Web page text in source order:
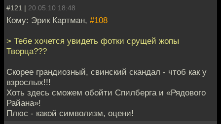
#121 | 20.05.10 18:48
Кому: Эрик Картман, #108
> Тебе хочется увидеть фотки срущей жопы
Творца???
Скорее грандиозный, свинский скандал - чтоб как у
взрослых!!!
Хоть здесь сможем обойти Спилберга и «Рядового
Райана»!
Плюс - какой символизм, оцени!